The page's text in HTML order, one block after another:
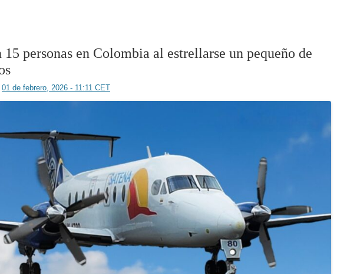
15 personas en Colombia al estrellarse un pequeño de
01 de febrero, 2026 - 11:11 CET